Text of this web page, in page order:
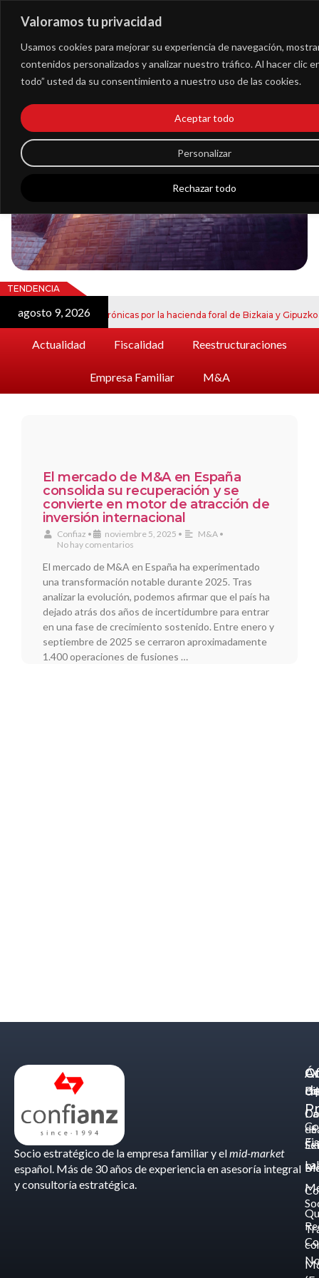
Valoramos tu privacidad
Usamos cookies para mejorar su experiencia de navegación,
contenidos personalizados y analizar nuestro tráfico. Al hacer clic
todo” usted da su consentimiento a nuestro uso de las cookies.
Personalizar
Rechazar todo
Aceptar todo
Blog
Noticias
TENDENCIA
agosto 9, 2026
notificaciones electrónicas por la hacienda foral de Bizkaia y Gipuzkoa
Actualidad Fiscalidad Reestructuraciones
Empresa Familiar M&A
El mercado de M&A en España
consolida su recuperación y se
convierte en motor de atracción de
inversión internacional
Confiaz • noviembre 5, 2025 • M&A •
No hay comentarios
El mercado de M&A en España ha experimentado
una transformación notable durante 2025. Tras
analizar la evolución, podemos afirmar que el país ha
dejado atrás dos años de incertidumbre para entrar
en una fase de crecimiento sostenido. Entre enero y
septiembre de 2025 se cerraron aproximadamente
1.400 operaciones de fusiones …
Socio estratégico de la empresa familiar y elmid-market
español. Más de 30 años de experiencia en asesoría integral
y consultoría estratégica.
de
-